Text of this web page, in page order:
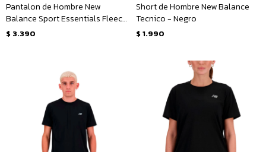
Pantalon de Hombre New
Balance Sport Essentials Fleece
- Negro
$ 3.390
Short de Hombre New Balance
Tecnico - Negro
$ 1.990